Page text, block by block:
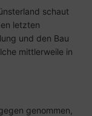
schaut
letzten
und den Bau
mittlerweile in
genommen,